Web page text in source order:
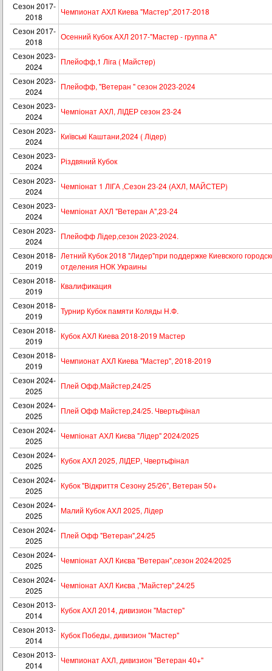
Сезон 2017-
2018
Чемпионат АХЛ Киева "Мастер",2017-2018
Сезон 2017-
2018
Осенний Кубок АХЛ 2017-"Мастер - группа А"
Сезон 2023-
2024
Плейофф,1 Ліга ( Майстер)
Сезон 2023-
2024
Плейофф, "Ветеран " сезон 2023-2024
Сезон 2023-
2024
Чемпіонат АХЛ, ЛІДЕР сезон 23-24
Сезон 2023-
2024
Київські Каштани,2024 ( Лідер)
Сезон 2023-
2024
Різдвяний Кубок
Сезон 2023-
2024
Чемпіонат 1 ЛІГА ,Сезон 23-24 (АХЛ, МАЙСТЕР)
Сезон 2023-
2024
Чемпіонат АХЛ "Ветеран А",23-24
Сезон 2023-
2024
Плейофф Лідер,сезон 2023-2024.
Сезон 2018-
2019
Летний Кубок 2018 "Лидер"при поддержке Киевского
отделения НОК Украины
Сезон 2018-
2019
Квалификация
Сезон 2018-
2019
Турнир Кубок памяти Коляды Н.Ф.
Сезон 2018-
2019
Кубок АХЛ Киева 2018-2019 Мастер
Сезон 2018-
2019
Чемпионат АХЛ Киева "Мастер", 2018-2019
Сезон 2024-
2025
Плей Офф,Майстер,24/25
Сезон 2024-
2025
Плей Офф Майстер,24/25. Чвертьфінал
Сезон 2024-
2025
Чемпіонат АХЛ Києва "Лідер" 2024/2025
Сезон 2024-
2025
Кубок АХЛ 2025, ЛІДЕР, Чвертьфінал
Сезон 2024-
2025
Кубок "Відкриття Сезону 25/26", Ветеран 50+
Сезон 2024-
2025
Малий Кубок АХЛ 2025, Лідер
Сезон 2024-
2025
Плей Офф "Ветеран",24/25
Сезон 2024-
2025
Чемпіонат АХЛ Києва "Ветеран",сезон 2024/2025
Сезон 2024-
2025
Чемпіонат АХЛ Києва ,"Майстер",24/25
Сезон 2013-
2014
Кубок АХЛ 2014, дивизион "Мастер"
Сезон 2013-
2014
Кубок Победы, дивизион "Мастер"
Сезон 2013-
2014
Чемпионат АХЛ, дивизион "Ветеран 40+"